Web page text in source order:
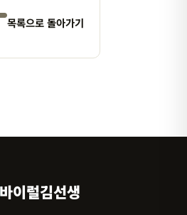
목록으로 돌아가기
바이럴김선생